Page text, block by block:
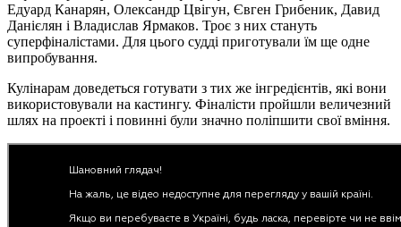
Едуард Канарян, Олександр Цвігун, Євген Грибеник, Давид
Данієлян і Владислав Ярмаков. Троє з них стануть
суперфіналістами. Для цього судді приготували їм ще одне
випробування.
Кулінарам доведеться готувати з тих же інгредієнтів, які вони
використовували на кастингу. Фіналісти пройшли величезний
шлях на проекті і повинні були значно поліпшити свої вміння.